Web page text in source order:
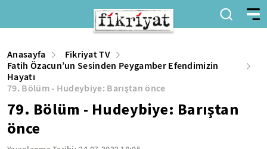
Anasayfa
Fikriyat TV
Fatih Özacun’un Sesinden Peygamber Efendimizin
Hayatı
79. Bölüm - Hudeybiye: Barıştan önce
79. Bölüm - Hudeybiye: Barıştan
önce